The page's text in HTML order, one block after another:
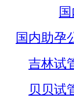
国内助孕
吉林试
贝贝试